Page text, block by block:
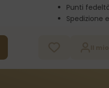
Punti
Spedizione